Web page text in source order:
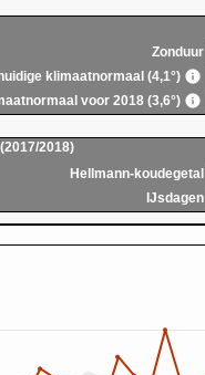
Zonduur
klimaatnormaal (4,1°)
voor 2018 (3,6°)
2018)
Hellmann-koudegetal
IJsdagen